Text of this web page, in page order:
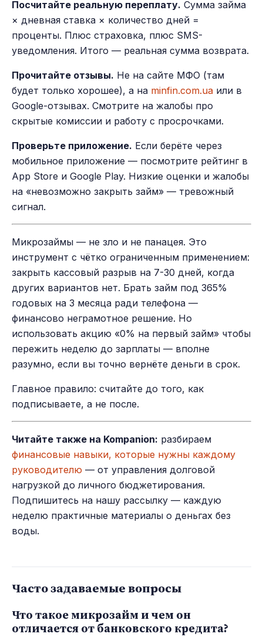
Посчитайте реальную переплату. Сумма займа
× дневная ставка × количество дней =
проценты. Плюс страховка, плюс SMS-
уведомления. Итого — реальная сумма возврата.
Прочитайте отзывы. Не на сайте МФО (там
будет только хорошее), а на minfin.com.ua или в
Google-отзывах. Смотрите на жалобы про
скрытые комиссии и работу с просрочками.
Проверьте приложение. Если берёте через
мобильное приложение — посмотрите рейтинг в
App Store и Google Play. Низкие оценки и жалобы
на «невозможно закрыть займ» — тревожный
сигнал.
Микрозаймы — не зло и не панацея. Это
инструмент с чётко ограниченным применением:
закрыть кассовый разрыв на 7-30 дней, когда
других вариантов нет. Брать займ под 365%
годовых на 3 месяца ради телефона —
финансово неграмотное решение. Но
использовать акцию «0% на первый займ» чтобы
пережить неделю до зарплаты — вполне
разумно, если вы точно вернёте деньги в срок.
Главное правило: считайте до того, как
подписываете, а не после.
Читайте также на Kompanion: разбираем
финансовые навыки, которые нужны каждому
руководителю — от управления долговой
нагрузкой до личного бюджетирования.
Подпишитесь на нашу рассылку — каждую
неделю практичные материалы о деньгах без
воды.
Часто задаваемые вопросы
Что такое микрозайм и чем он
отличается от банковского кредита?